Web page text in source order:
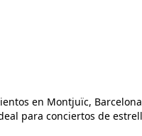
en Montjuïc,
para conciertos de